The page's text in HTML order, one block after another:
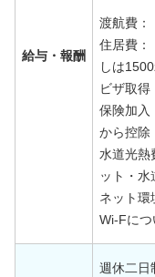
給与・報酬
渡航
住居
しは
ビザ取
保険加
から控除
水道光
ット・
ネット
Wi-Fにつ
週休二日